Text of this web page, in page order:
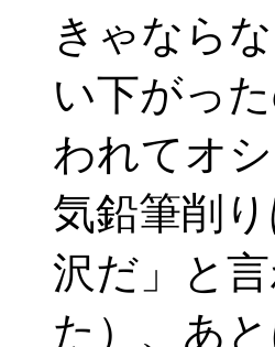
きゃなら
い下がっ
われてオ
気鉛筆削
沢だ」と
た）、あ